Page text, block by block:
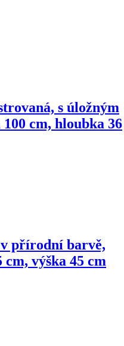
s úložným
cm, hloubka 36
přírodní barvě,
výška 45 cm